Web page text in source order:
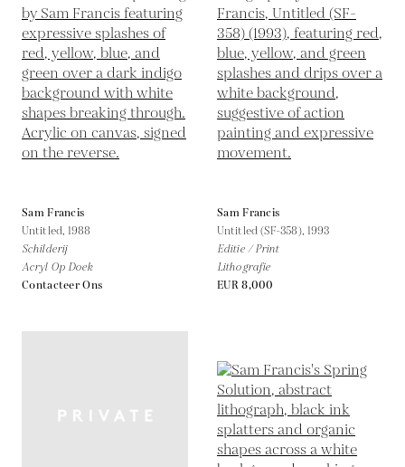
Sam Francis
Untitled, 1988
Schilderij
Acryl Op Doek
Contacteer Ons
Sam Francis
Untitled (SF-358), 1993
Editie / Print
Lithografie
EUR 8,000